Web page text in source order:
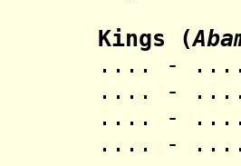
Kings (
.... -
.... -
.... -
.... -